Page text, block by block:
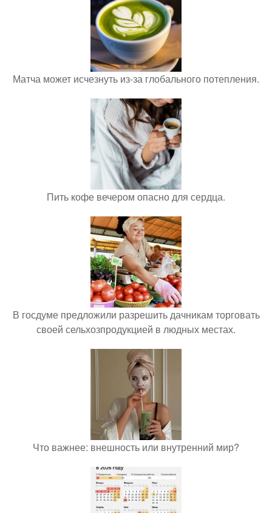
Матча может исчезнуть из-за глобального потепления.
Пить кофе вечером опасно для сердца.
В госдуме предложили разрешить дачникам торговать
своей сельхозпродукцией в людных местах.
Что важнее: внешность или внутренний мир?